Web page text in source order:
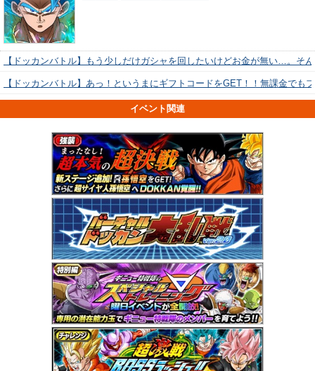
【ドッカンバトル】もう少しだけガシャを回したいけどお金が無い…。そ
【ドッカンバトル】あっ！というまにギフトコードをGET！！無課金でも
イベント関連